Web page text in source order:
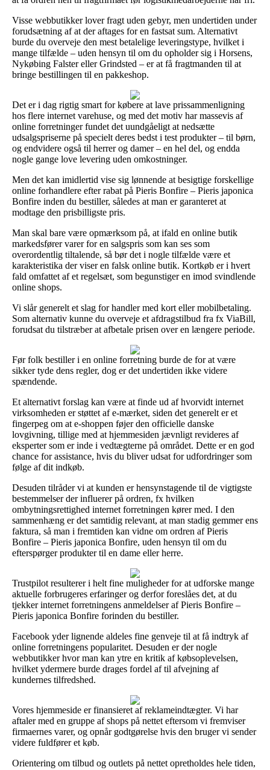
Visse webbutikker lover fragt uden gebyr, men undertiden under
forudsætning af at der aftages for en fastsat sum. Alternativt
burde du overveje den mest betalelige leveringstype, hvilket i
mange tilfælde – uden hensyn til om du opholder sig i Horsens,
Nykøbing Falster eller Grindsted – er at få fragtmanden til at
bringe bestillingen til en pakkeshop.
Det er i dag rigtig smart for købere at lave prissammenligning
hos flere internet varehuse, og med det motiv har massevis af
online forretninger fundet det uundgåeligt at nedsætte
udsalgspriserne på specielt deres bedst i test produkter – til børn,
og endvidere også til herrer og damer – en hel del, og endda
nogle gange love levering uden omkostninger.
Men det kan imidlertid vise sig lønnende at besigtige forskellige
online forhandlere efter rabat på Pieris Bonfire – Pieris japonica
Bonfire inden du bestiller, således at man er garanteret at
modtage den prisbilligste pris.
Man skal bare være opmærksom på, at ifald en online butik
markedsfører varer for en salgspris som kan ses som
overordentlig tiltalende, så bør det i nogle tilfælde være et
karakteristika der viser en falsk online butik. Kortkøb er i hvert
fald omfattet af et regelsæt, som begunstiger en imod svindlende
online shops.
Vi slår generelt et slag for handler med kort eller mobilbetaling.
Som alternativ kunne du overveje et afdragstilbud fra fx ViaBill,
forudsat du tilstræber at afbetale prisen over en længere periode.
Før folk bestiller i en online forretning burde de for at være
sikker tyde dens regler, dog er det undertiden ikke videre
spændende.
Et alternativt forslag kan være at finde ud af hvorvidt internet
virksomheden er støttet af e-mærket, siden det generelt er et
fingerpeg om at e-shoppen føjer den officielle danske
lovgivning, tillige med at hjemmesiden jævnligt revideres af
eksperter som er inde i vedtægterne på området. Dette er en god
chance for assistance, hvis du bliver udsat for udfordringer som
følge af dit indkøb.
Desuden tilråder vi at kunden er hensynstagende til de vigtigste
bestemmelser der influerer på ordren, fx hvilken
ombytningsrettighed internet forretningen kører med. I den
sammenhæng er det samtidig relevant, at man stadig gemmer ens
faktura, så man i fremtiden kan vidne om ordren af Pieris
Bonfire – Pieris japonica Bonfire, uden hensyn til om du
efterspørger produkter til en dame eller herre.
Trustpilot resulterer i helt fine muligheder for at udforske mange
aktuelle forbrugeres erfaringer og derfor foreslåes det, at du
tjekker internet forretningens anmeldelser af Pieris Bonfire –
Pieris japonica Bonfire forinden du bestiller.
Facebook yder lignende aldeles fine genveje til at få indtryk af
online forretningens popularitet. Desuden er der nogle
webbutikker hvor man kan ytre en kritik af købsoplevelsen,
hvilket ydermere burde drages fordel af til afvejning af
kundernes tilfredshed.
Vores hjemmeside er finansieret af reklameindtægter. Vi har
aftaler med en gruppe af shops på nettet eftersom vi fremviser
firmaernes varer, og opnår godtgørelse hvis den bruger vi sender
videre fuldfører et køb.
Orientering om tilbud og outlets på nettet opretholdes hele tiden,